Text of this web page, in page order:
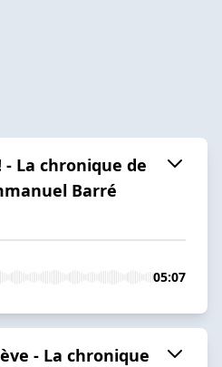
- La chronique de
Barré
05:07
- La chronique